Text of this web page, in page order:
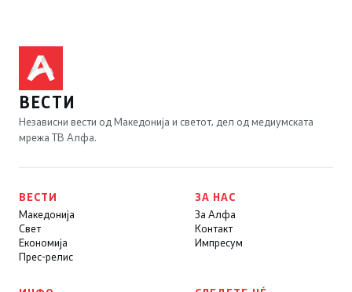
ВЕСТИ
Независни вести од Македонија и светот, дел од медиумската
мрежа ТВ Алфа.
ВЕСТИ
Македонија
Свет
Економија
Прес-релис
ЗА НАС
За Алфа
Контакт
Импресум